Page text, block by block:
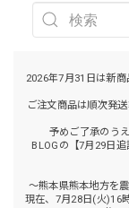
2026年7月31日は新
ご注文商品は順次発
予めご了承のう
BLOGの【7月29日
～熊本県熊本地方を
現在、7月28日(火)16